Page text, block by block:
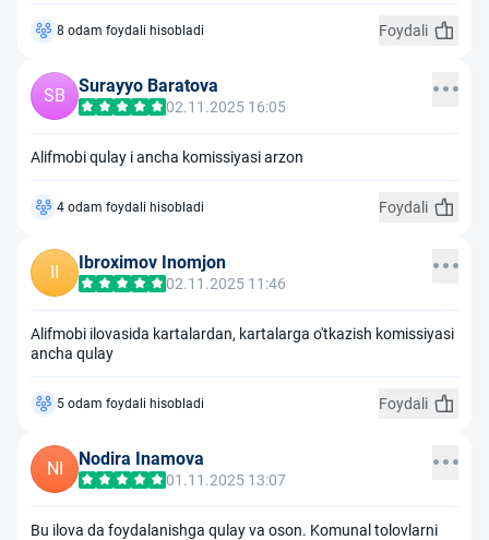
Foydali
8 odam foydali hisobladi
SB Surayyo Baratova
02.11.2025 16:05
Alifmobi qulay i ancha komissiyasi arzon
Foydali
4 odam foydali hisobladi
II Ibroximov Inomjon
02.11.2025 11:46
Alifmobi ilovasida kartalardan, kartalarga o'tkazish komissiyasi
ancha qulay
Foydali
5 odam foydali hisobladi
NI Nodira Inamova
01.11.2025 13:07
Bu ilova da foydalanishga qulay va oson. Komunal tolovlarni